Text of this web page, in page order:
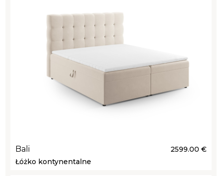
Bali
2599.00 €
Łóżko kontynentalne